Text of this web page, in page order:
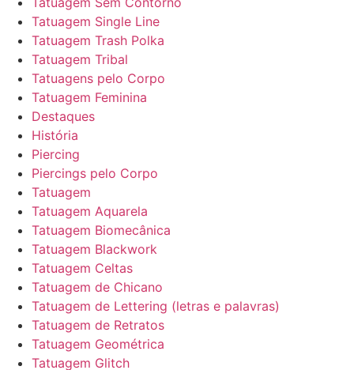
Tatuagem Single Line
Tatuagem Trash Polka
Tatuagem Tribal
Tatuagens pelo Corpo
Tatuagem Feminina
Destaques
História
Piercing
Piercings pelo Corpo
Tatuagem
Tatuagem Aquarela
Tatuagem Biomecânica
Tatuagem Blackwork
Tatuagem Celtas
Tatuagem de Chicano
Tatuagem de Lettering (letras e palavras)
Tatuagem de Retratos
Tatuagem Geométrica
Tatuagem Glitch